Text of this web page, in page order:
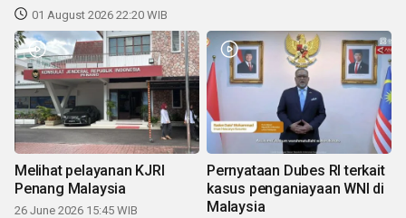
01 August 2026 22:20 WIB
Melihat pelayanan KJRI
Penang Malaysia
26 June 2026 15:45 WIB
Pernyataan Dubes RI terkait
kasus penganiayaan WNI di
Malaysia